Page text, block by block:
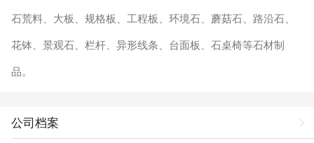
石荒料、大板、规格板、工程板、环境石、蘑菇石、路沿石、
花钵、景观石、栏杆、异形线条、台面板、石桌椅等石材制
品。
公司档案